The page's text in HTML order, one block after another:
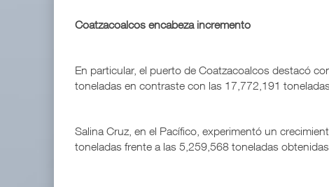
Coatzacoalcos encabeza incremento
En particular, el puerto de Coatzacoalcos destacó
toneladas en contraste con las 17,772,191
Salina Cruz, en el Pacífico, experimentó un
toneladas frente a las 5,259,568 toneladas